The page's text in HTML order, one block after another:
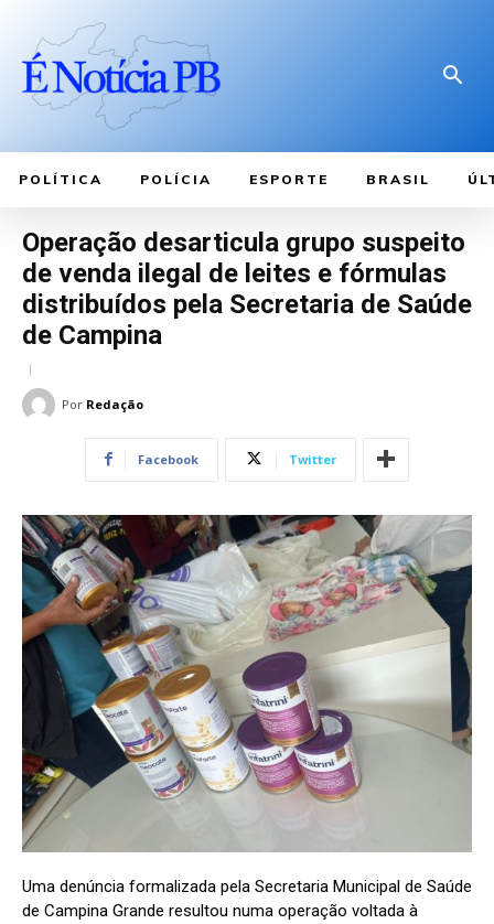
POLÍTICA POLÍCIA ESPORTE BRASIL
Operação desarticula grupo suspeito
de venda ilegal de leites e fórmulas
distribuídos pela Secretaria de Saúde
de Campina
Por Redação
Facebook Twitter
Uma denúncia formalizada pela Secretaria Municipal de Saúde
de Campina Grande resultou numa operação voltada à